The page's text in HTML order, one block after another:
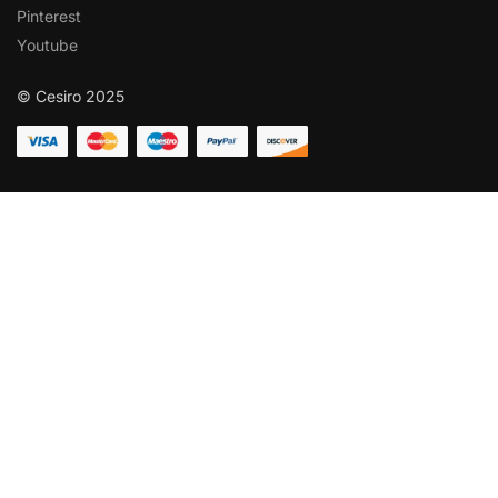
Pinterest
Youtube
© Cesiro 2025